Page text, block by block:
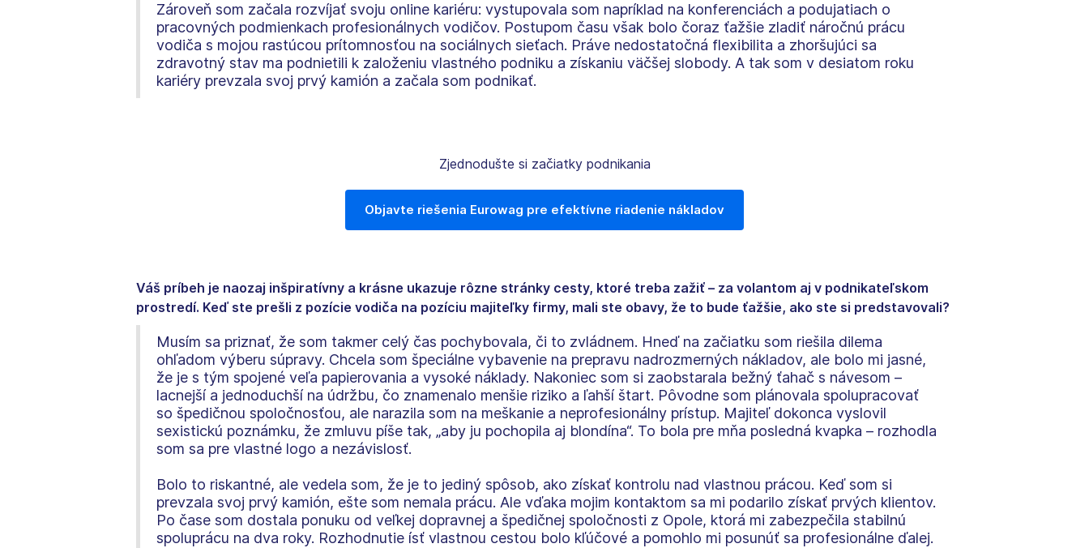
Zároveň som začala rozvíjať svoju online kariéru: vystupovala som napríklad na konferenciách a podujatiach o
pracovných podmienkach profesionálnych vodičov. Postupom času však bolo čoraz ťažšie zladiť náročnú prácu
vodiča s mojou rastúcou prítomnosťou na sociálnych sieťach. Práve nedostatočná flexibilita a zhoršujúci sa
zdravotný stav ma podnietili k založeniu vlastného podniku a získaniu väčšej slobody. A tak som v desiatom roku
kariéry prevzala svoj prvý kamión a začala som podnikať.
Zjednodušte si začiatky podnikania
Objavte riešenia Eurowag pre efektívne riadenie nákladov
Váš príbeh je naozaj inšpiratívny a krásne ukazuje rôzne stránky cesty, ktoré treba zažiť – za volantom aj v podnikateľskom
prostredí. Keď ste prešli z pozície vodiča na pozíciu majiteľky firmy, mali ste obavy, že to bude ťažšie, ako ste si predstavovali?
Musím sa priznať, že som takmer celý čas pochybovala, či to zvládnem. Hneď na začiatku som riešila dilema
ohľadom výberu súpravy. Chcela som špeciálne vybavenie na prepravu nadrozmerných nákladov, ale bolo mi jasné,
že je s tým spojené veľa papierovania a vysoké náklady. Nakoniec som si zaobstarala bežný ťahač s návesom –
lacnejší a jednoduchší na údržbu, čo znamenalo menšie riziko a ľahší štart. Pôvodne som plánovala spolupracovať
so špedičnou spoločnosťou, ale narazila som na meškanie a neprofesionálny prístup. Majiteľ dokonca vyslovil
sexistickú poznámku, že zmluvu píše tak, „aby ju pochopila aj blondína“. To bola pre mňa posledná kvapka – rozhodla
som sa pre vlastné logo a nezávislosť.
Bolo to riskantné, ale vedela som, že je to jediný spôsob, ako získať kontrolu nad vlastnou prácou. Keď som si
prevzala svoj prvý kamión, ešte som nemala prácu. Ale vďaka mojim kontaktom sa mi podarilo získať prvých klientov.
Po čase som dostala ponuku od veľkej dopravnej a špedičnej spoločnosti z Opole, ktorá mi zabezpečila stabilnú
spoluprácu na dva roky. Rozhodnutie ísť vlastnou cestou bolo kľúčové a pomohlo mi posunúť sa profesionálne ďalej.